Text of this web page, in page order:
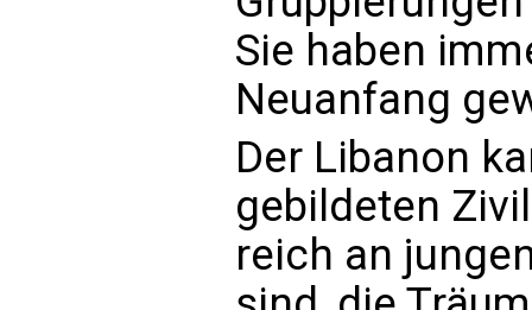
Sie haben
Neuanfang
Der Libanon
gebildeten
reich an